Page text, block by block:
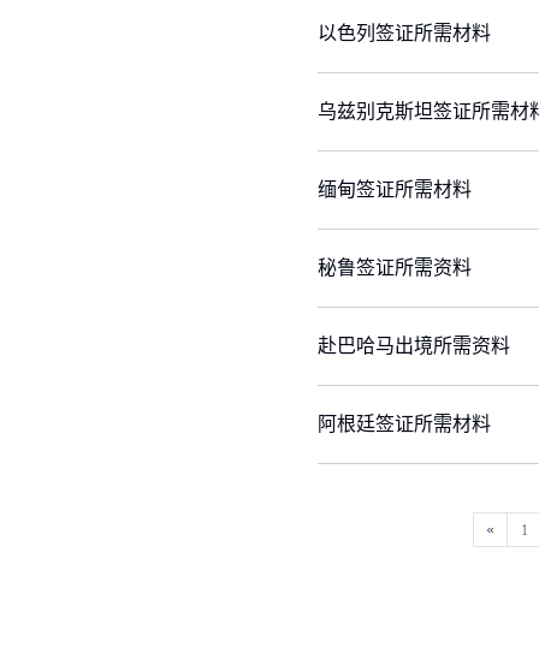
以色列签证所需材料
乌兹别克斯坦签证所需材
缅甸签证所需材料
秘鲁签证所需资料
赴巴哈马出境所需资料
阿根廷签证所需材料
1